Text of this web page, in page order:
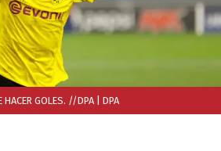
HACER GOLES. //DPA | DPA